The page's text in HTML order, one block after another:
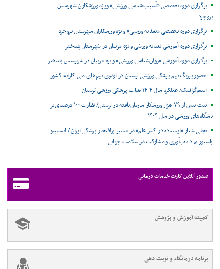
برگزاری دوره تخصصی «آسیب‌شناسی ورزشی» ویژه ورزشکاران شهرستان
بروجرد
برگزاری دوره تخصصی «تغذیه ورزشی» ویژه ورزشکاران شهرستان بروجرد
برگزاری دوره آموزشی تغذیه ورزشی ویژه مربیان در شهرستان پلدختر
برگزاری دوره آموزشی «روان‌شناسی ورزشی» ویژه مربیان در شهرستان پلدختر
حضور پررنگ تیم پزشکی ورزشی لرستان در اردوی تیم‌های ملی کاراته کشور
اینفوگرافیک/ عملکرد سال ۱۴۰۴ هیات پزشکی ورزشی لرستان
ثبت بیش از ۷۹ هزار ورزشکار سازمان‌یافته در لرستان/ نظارت ۱۰۰ درصدی بر
باشگاه‌های ورزشی در سال ۱۴۰۴
تجلی شعار «ایستاده در کنار علم» در مسیر پرافتخار پزشکی ایران / انستیتو
پاستور نماد تاب‌آوری و مشارکت در سلامت جهانی
صدور آنلاین کارت خدمات درمانی
کمیته آموزش و پژوهش
برنامه درمانگاه و نوبت دهی